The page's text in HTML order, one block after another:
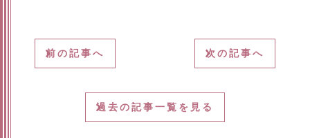
前の記事へ 次の記事へ
過去の記事一覧を見る